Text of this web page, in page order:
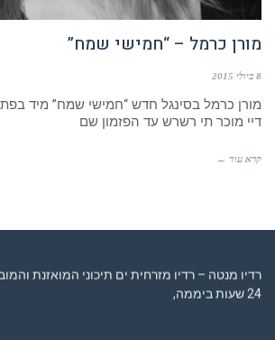
מורן כרמל – “חמישי שמח”
8 ביולי 2015
מורן כרמל בסינגל חדש “חמישי שמח” מיד
דיי מוכר תי רשרש עד הפזמון שם
קרא עוד ←
רדיו מנטה – רדיו מזרחית ים תיכוני המואזנת
24 שעות ביממה,